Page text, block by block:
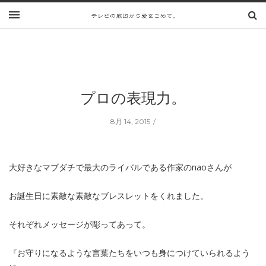
プロの表現力。
8月 14, 2015
大好きなマブダチで最大のライバルである作家のnaoさんが
お誕生日に素敵な素敵なブレスレットをくれました。
それぞれメッセージが彫ってあって。
『お守りになるような言葉たちをいつも身につけていられるよう